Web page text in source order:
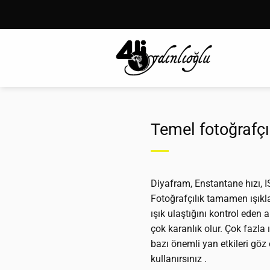
Temel
Diyafram, Enstantane hızı,
Fotoğrafçılık tamamen
ışık ulaştığını kontrol
çok karanlık olur. Çok fazla
bazı önemli yan etkileri göz
kullanırsınız .